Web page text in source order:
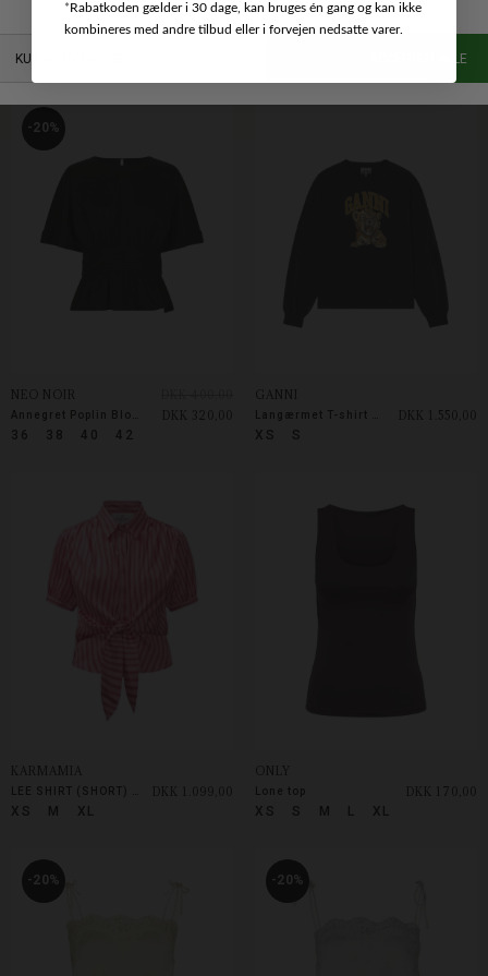
M
NEO NOIR
-20%
36 38 40 42
NEO NOIR
DKK 320,00
XS
S
GANNI
DKK 1.550,00
XS M XL
KARMAMIA
DKK 1.099,00
XS
S M L XL
ONLY
Lone top DKK 170,00
-20% -20%
*Rabatkoden gælder i 30 dage, kan bruges én gang og kan ikke
kombineres med andre tilbud eller i forvejen nedsatte varer.